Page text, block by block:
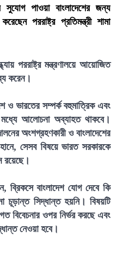
পাওয়া বাংলাদেশের জন্য
পররাষ্ট্র প্রতিমন্ত্রী শামা
পররাষ্ট্র মন্ত্রণালয়ে আয়োজিত
করেন।
ও ভারতের সম্পর্ক বহুমাত্রিক এবং
মধ্যে আলোচনা অব্যাহত থাকবে।
অংশগ্রহণকারী ও বাংলাদেশের
সেসব বিষয়ে ভারত সরকারকে
ব্রিকসে বাংলাদেশ যোগ দেবে কি
সিদ্ধান্ত হয়নি। বিষয়টি
বিবেচনার ওপর নির্ভর করছে এবং
নেওয়া হবে।